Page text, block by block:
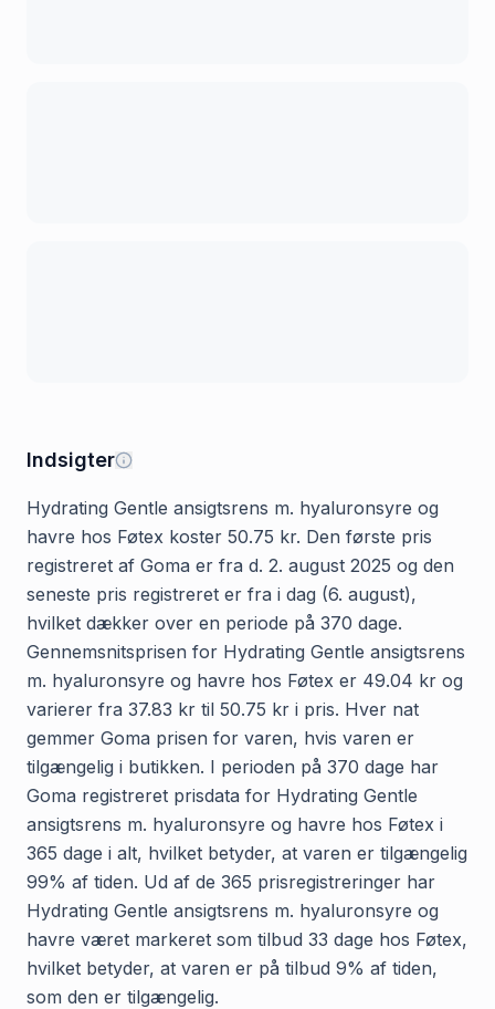
Indsigter
Hydrating Gentle ansigtsrens m. hyaluronsyre og
havre hos Føtex koster 50.75 kr. Den første pris
registreret af Goma er fra d. 2. august 2025 og den
seneste pris registreret er fra i dag (6. august),
hvilket dækker over en periode på 370 dage.
Gennemsnitsprisen for Hydrating Gentle ansigtsrens
m. hyaluronsyre og havre hos Føtex er 49.04 kr og
varierer fra 37.83 kr til 50.75 kr i pris. Hver nat
gemmer Goma prisen for varen, hvis varen er
tilgængelig i butikken. I perioden på 370 dage har
Goma registreret prisdata for Hydrating Gentle
ansigtsrens m. hyaluronsyre og havre hos Føtex i
365 dage i alt, hvilket betyder, at varen er tilgængelig
99% af tiden. Ud af de 365 prisregistreringer har
Hydrating Gentle ansigtsrens m. hyaluronsyre og
havre været markeret som tilbud 33 dage hos Føtex,
hvilket betyder, at varen er på tilbud 9% af tiden,
som den er tilgængelig.